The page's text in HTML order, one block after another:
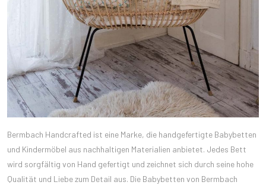
Bermbach Handcrafted ist eine Marke, die handgefertigte Babybetten
und Kindermöbel aus nachhaltigen Materialien anbietet. Jedes Bett
wird sorgfältig von Hand gefertigt und zeichnet sich durch seine hohe
Qualität und Liebe zum Detail aus. Die Babybetten von Bermbach